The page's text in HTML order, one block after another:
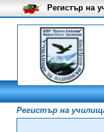
Регистър на
Регистър на